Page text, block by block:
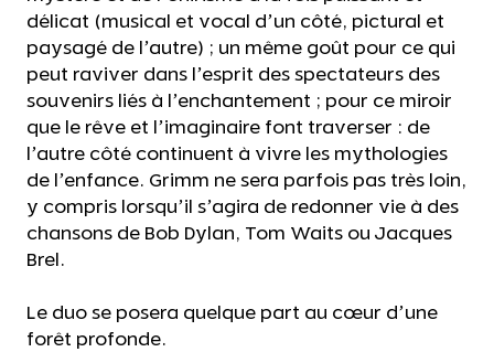
délicat (musical et vocal d’un côté, pictural et
paysagé de l’autre) ; un même goût pour ce qui
peut raviver dans l’esprit des spectateurs des
souvenirs liés à l’enchantement ; pour ce miroir
que le rêve et l’imaginaire font traverser : de
l’autre côté continuent à vivre les mythologies
de l’enfance. Grimm ne sera parfois pas très loin,
y compris lorsqu’il s’agira de redonner vie à des
chansons de Bob Dylan, Tom Waits ou Jacques
Brel.
Le duo se posera quelque part au cœur d’une
forêt profonde.